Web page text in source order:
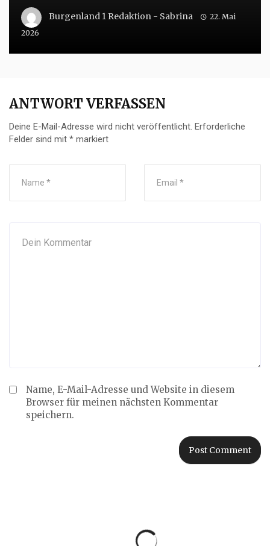
Burgenland 1 Redaktion - Sabrina
22. Mai
2026
ANTWORT VERFASSEN
Deine E-Mail-Adresse wird nicht veröffentlicht. Erforderliche
Felder sind mit * markiert
Name, E-Mail-Adresse und Website in diesem
Browser für meinen nächsten Kommentar
speichern.